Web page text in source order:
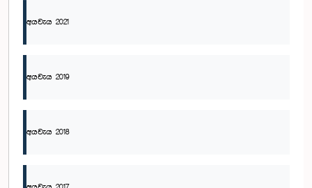
අයවැය 2021
අයවැය 2019
අයවැය 2018